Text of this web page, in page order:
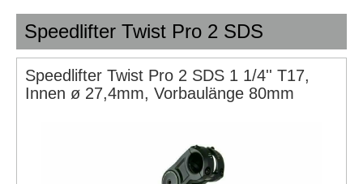
Speedlifter Twist Pro 2 SDS
Speedlifter Twist Pro 2 SDS 1 1/4'' T17,
Innen ø 27,4mm, Vorbaulänge 80mm